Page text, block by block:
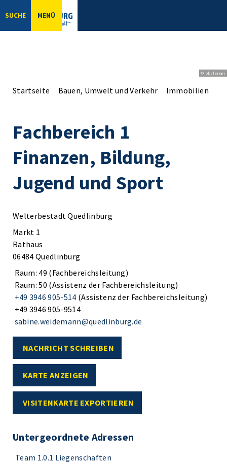
SUCHE MENÜ
© bbsferrari
Startseite Bauen, Umwelt und Verkehr Immobilien
Fachbereich 1
Finanzen, Bildung,
Jugend und Sport
Welterbestadt Quedlinburg
Markt 1
Rathaus
06484 Quedlinburg
Raum: 49 (Fachbereichsleitung)
Raum: 50 (Assistenz der Fachbereichsleitung)
+49 3946 905-514 (Assistenz der Fachbereichsleitung)
+49 3946 905-9514
sabine.weidemann@quedlinburg.de
NACHRICHT SCHREIBEN
KARTE ANZEIGEN
VISITENKARTE EXPORTIEREN
Untergeordnete Adressen
Team 1.0.1 Liegenschaften